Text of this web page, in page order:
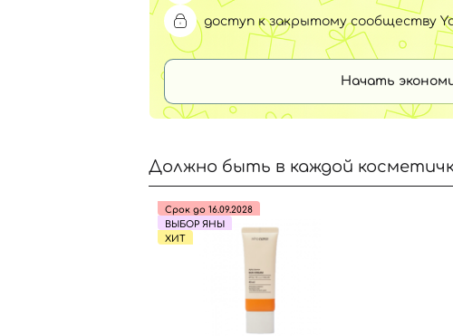
доступ к закрытому сообществу
Начать
Должно быть в каждой
Срок до 16.09.2028
ВЫБОР ЯНЫ
ХИТ